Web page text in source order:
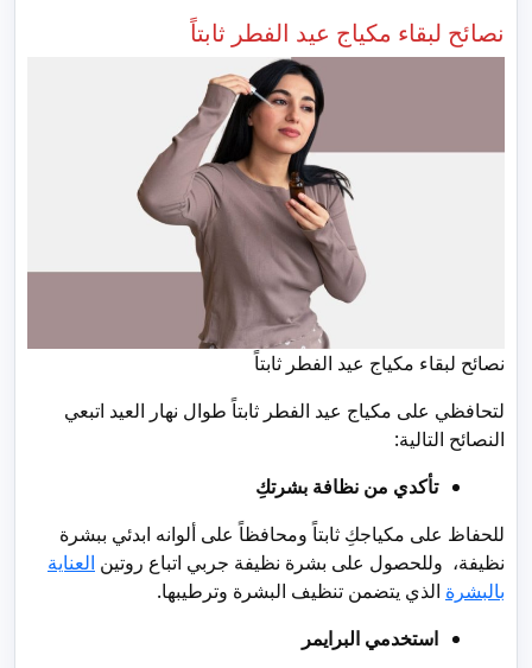
نصائح لبقاء مكياج عيد الفطر ثابتاً
نصائح لبقاء مكياج عيد الفطر ثابتاً
لتحافظي على مكياج عيد الفطر ثابتاً طوال نهار العيد اتبعي
النصائح التالية:
تأكدي من نظافة بشرتكِ
للحفاظ على مكياجكِ ثابتاً ومحافظاً على ألوانه ابدئي ببشرة
نظيفة، وللحصول على بشرة نظيفة جربي اتباع روتين العناية
بالبشرة الذي يتضمن تنظيف البشرة وترطيبها.
استخدمي البرايمر